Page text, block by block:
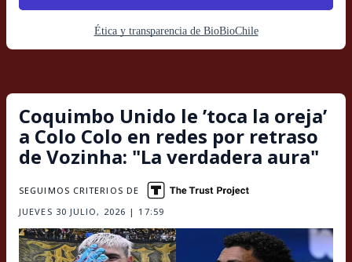
Ética y transparencia de BioBioChile
Coquimbo Unido le ’toca la oreja’
a Colo Colo en redes por retraso
de Vozinha: "La verdadera aura"
JUEVES 30 JULIO, 2026 | 17:59
SEGUIMOS CRITERIOS DE